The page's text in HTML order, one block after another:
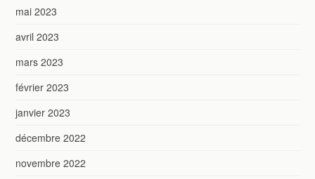
mai 2023
avril 2023
mars 2023
février 2023
janvier 2023
décembre 2022
novembre 2022